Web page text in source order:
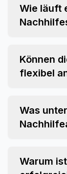
Wie läuft
Können
flexibel
Was
Warum